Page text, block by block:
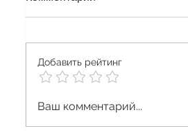
Vape Halloween
Добавить рейтинг
Ваш комментарий...